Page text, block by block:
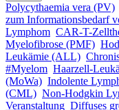
Polycythaemia vera (PV)
zum Informationsbedarf
Lymphom CAR-T-
Myelofibrose (PMF)
Leukämie (ALL)
#Myelom Haarzell-
(MoWa) Indolente
(CML) Non-Hodgkin
Veranstaltung Diffuses